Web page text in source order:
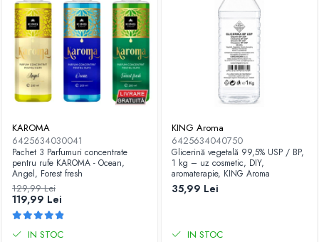
KAROMA
6425634030041
Pachet 3 Parfumuri concentrate
pentru rufe KAROMA - Ocean,
Angel, Forest fresh
129,99 Lei
119,99 Lei
IN STOC
KING Aroma
6425634040750
Glicerină vegetală 99,5% USP / BP,
1 kg – uz cosmetic, DIY,
aromaterapie, KING Aroma
35,99 Lei
IN STOC